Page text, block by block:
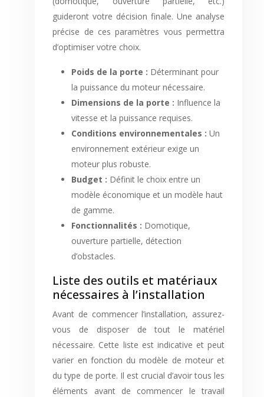
guideront votre décision finale. Une analyse
précise de ces paramètres vous permettra
d’optimiser votre choix.
Poids de la porte : Déterminant pour
la puissance du moteur nécessaire.
Dimensions de la porte : Influence la
vitesse et la puissance requises.
Conditions environnementales :Un
environnement extérieur exige un
moteur plus robuste.
Budget : Définit le choix entre un
modèle économique et un modèle haut
de gamme.
Fonctionnalités : Domotique,
ouverture partielle, détection
d’obstacles.
Liste des outils et matériaux
nécessaires à l’installation
Avant de commencer l’installation, assurez-
vous de disposer de tout le matériel
nécessaire. Cette liste est indicative et peut
varier en fonction du modèle de moteur et
du type de porte. Il est crucial d’avoir tous les
éléments avant de commencer le travail